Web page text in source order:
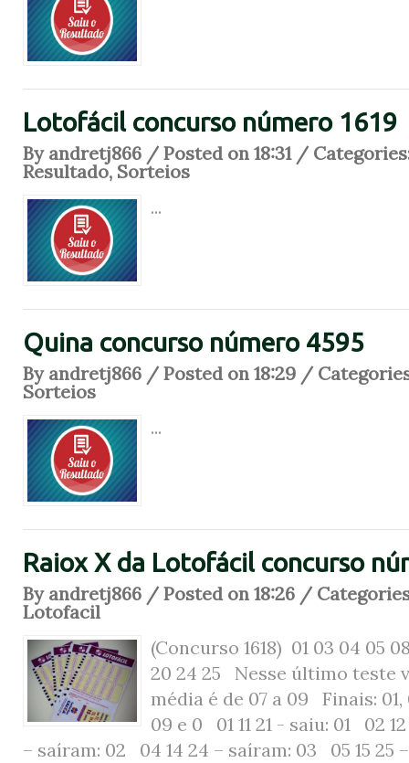
Lotofácil concurso número 1619
By andretj866 / Posted on 18:31 /
Resultado, Sorteios
...
Quina concurso número 4595
By andretj866 / Posted on 18:29 /
Sorteios
...
Raiox X da Lotofácil concurso
By andretj866 / Posted on 18:26 /
Lotofacil
(Concurso 1618) 01 03 04 05 08
20 24 25 Nesse último teste
média é de 07 a 09 Finais: 01,
09 e 0 01 11 21 - saiu: 01 02
– saíram: 02 04 14 24 – saíram: 03 05 15 25